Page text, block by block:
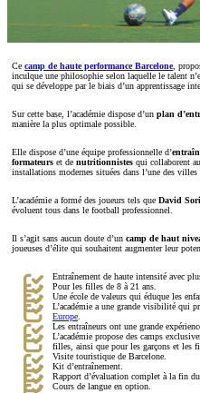
Ce camp de haute performance Barcelone,
inculque une philosophie selon laquelle le talent
qui se développe par le biais d’un apprentissage
Sur cette base, l’académie dispose d’un plan
manière la plus optimale possible.
Elle dispose d’une équipe professionnelle d’
formateurs et de nutritionnistes qui collaborent
installations modernes situées dans l’une des villes
L’académie a formé des joueurs tels que David
évoluent tous dans le football professionnel.
Il s’agit sans aucun doute d’un camp de haut
joueuses d’élite qui souhaitent augmenter leur
Entraînement de haute intensité avec
Pour les filles de 8 à 21 ans.
Une école de valeurs qui éduque les
L’académie a une grande visibilité qui
Europe.
Les entraîneurs ont une grande
L’académie propose des camps
filles, ainsi que pour les garçons et les
Visite touristique de Barcelone.
Kit d’entraînement.
Rapport d’évaluation complet à la fin du
Cours de langue en option.